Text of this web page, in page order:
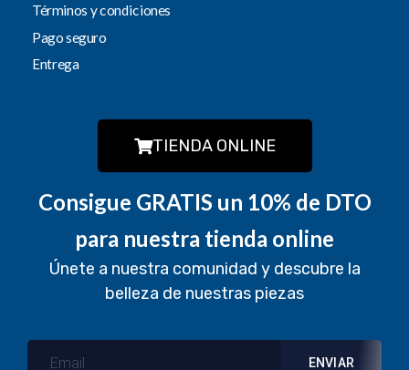
Términos y condiciones
Pago seguro
Entrega
TIENDA ONLINE
Consigue GRATIS un 10% de DTO
para nuestra tienda online
Únete a nuestra comunidad y descubre la
belleza de nuestras piezas